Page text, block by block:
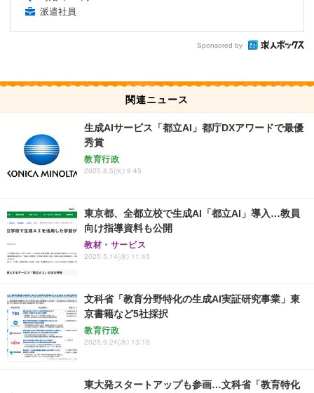
派遣社員
Sponsored by
関連ニュース
生成AIサービス「都立AI」都庁DXアワードで最優
秀賞
教育行政
2025.8.5(火) 9:45
東京都、全都立校で生成AI「都立AI」導入…教員
向け指導資料も公開
教材・サービス
2025.5.14(水) 11:45
文科省「教育分野特化の生成AI実証研究事業」東
京書籍など5社採択
教育行政
2025.9.24(水) 13:15
東大発スタートアップも参画…文科省「教育特化